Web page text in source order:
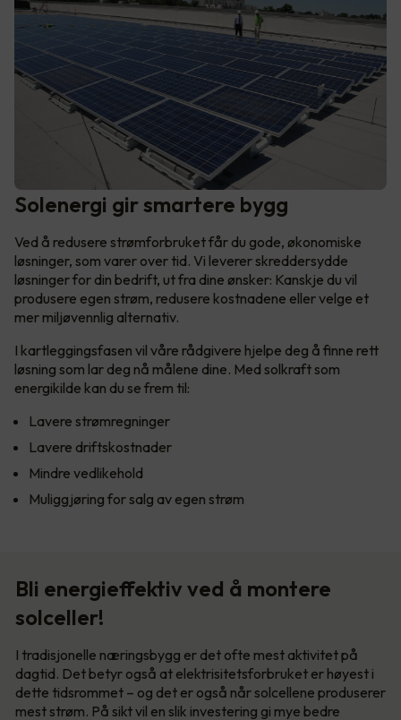
Solenergi gir smartere bygg
Ved å redusere strømforbruket får du gode, økonomiske
løsninger, som varer over tid. Vi leverer skreddersydde
løsninger for din bedrift, ut fra dine ønsker: Kanskje du vil
produsere egen strøm, redusere kostnadene eller velge et
mer miljøvennlig alternativ.
I kartleggingsfasen vil våre rådgivere hjelpe deg å finne rett
løsning som lar deg nå målene dine. Med solkraft som
energikilde kan du se frem til:
Lavere strømregninger
Lavere driftskostnader
Mindre vedlikehold
Muliggjøring for salg av egen strøm
Bli energieffektiv ved å montere
solceller!
I tradisjonelle næringsbygg er det ofte mest aktivitet på
dagtid. Det betyr også at elektrisitetsforbruket er høyest i
dette tidsrommet – og det er også når solcellene produserer
mest strøm. På sikt vil en slik investering gi mye bedre